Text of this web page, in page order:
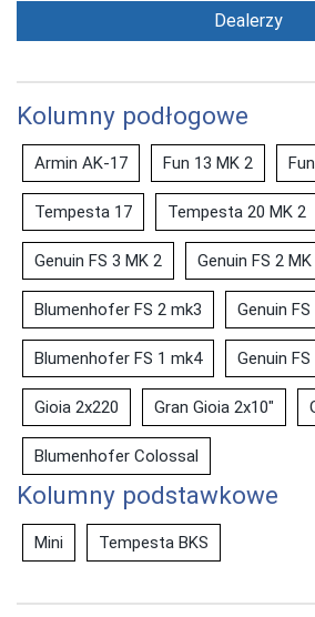
Dealerzy
Kolumny podłogowe
Armin AK-17 Fun 13 MK 2
Tempesta 17 Tempesta 20 MK 2
Genuin FS 3 MK 2 Genuin FS 2
Blumenhofer FS 2 mk3 Genuin
Blumenhofer FS 1 mk4 Genuin
Gioia 2x220 Gran Gioia 2x10"
Blumenhofer Colossal
Kolumny podstawkowe
Mini Tempesta BKS